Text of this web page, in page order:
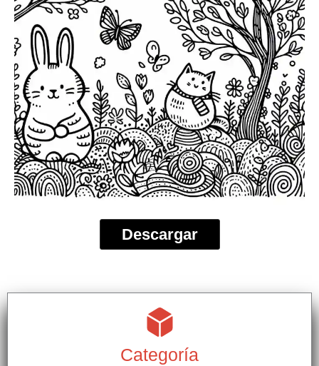
Descargar
Categoría